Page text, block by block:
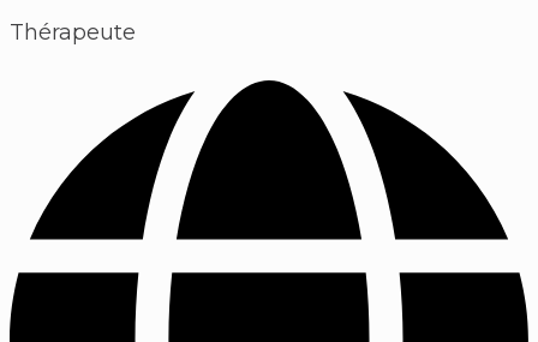
Thérapeute